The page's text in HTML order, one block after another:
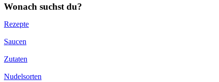
Wonach suchst du?
Rezepte
Saucen
Zutaten
Nudelsorten